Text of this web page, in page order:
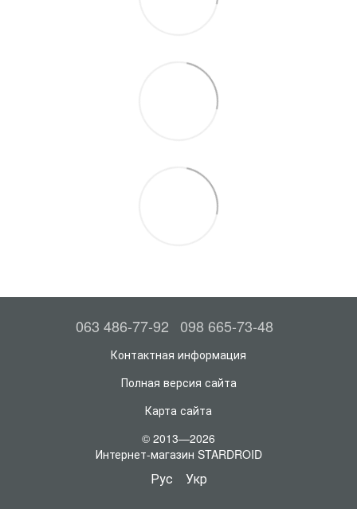
063 486-77-92 098 665-73-48
Контактная информация
Полная версия сайта
Карта сайта
© 2013—2026
Интернет-магазин STARDROID
Рус Укр